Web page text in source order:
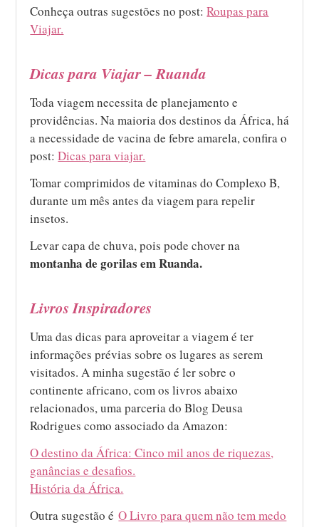
Conheça outras sugestões no post:Roupas para
Viajar.
Dicas para Viajar – Ruanda
Toda viagem necessita de planejamento e
providências. Na maioria dos destinos da África, há
a necessidade de vacina de febre amarela, confira o
post:Dicas para viajar.
Tomar comprimidos de vitaminas do Complexo B,
durante um mês antes da viagem para repelir
insetos.
Levar capa de chuva, pois pode chover na
montanha de gorilas em Ruanda.
Livros Inspiradores
Uma das dicas para aproveitar a viagem é ter
informações prévias sobre os lugares as serem
visitados. A minha sugestão é ler sobre o
continente africano, com os livros abaixo
relacionados, uma parceria do Blog Deusa
Rodrigues como associado da Amazon:
O destino da África: Cinco mil anos de riquezas,
ganâncias e desafios.
História da África.
Outra sugestão éO Livro para quem não tem medo